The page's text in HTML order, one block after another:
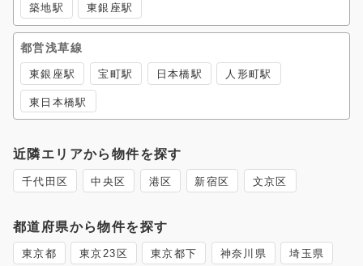
築地駅 東銀座駅
都営浅草線
東銀座駅 宝町駅 日本橋駅 人形町駅
東日本橋駅
近隣エリアから物件を探す
千代田区 中央区 港区 新宿区 文京区
都道府県から物件を探す
東京都 東京23区 東京都下 神奈川県 埼玉県